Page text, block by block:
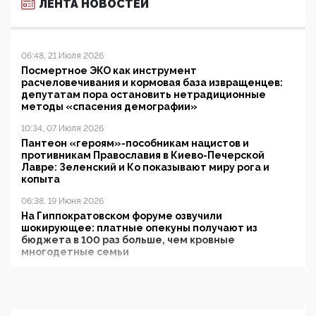
ЛЕНТА НОВОСТЕЙ
06:48, 21 Июля 2026
Посмертное ЭКО как инструмент
расчеловечивания и кормовая база извращенцев:
депутатам пора остановить нетрадиционные
методы «спасения демографии»
10:34, 07 Июля 2026
Пантеон «героям»-пособникам нацистов и
противникам Православия в Киево-Печерской
Лавре: Зеленский и Ко показывают миру рога и
копыта
06:38, 19 Июня 2026
На Гиппократовском форуме озвучили
шокирующее: платные опекуны получают из
бюджета в 100 раз больше, чем кровные
многодетные семьи